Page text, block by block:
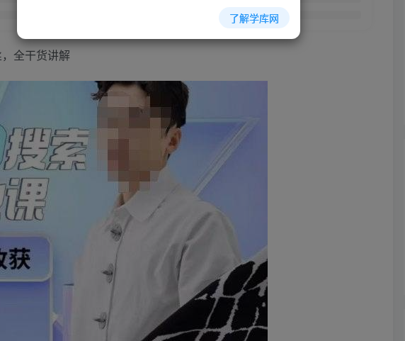
全干货讲解
了解学库网